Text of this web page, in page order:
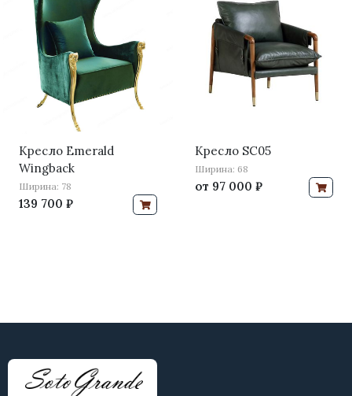
Кресло Emerald
Wingback
Ширина: 78
139 700 ₽
Кресло SC05
Ширина: 68
от 97 000 ₽